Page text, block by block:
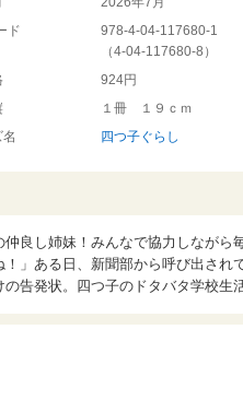
ド
978-4-04-117680-1
（4-04-117680-8 ）
924円
１冊 １９ｃｍ
四つ子ぐらし
良し姉妹！みんなで協力しなが
」ある日、新聞部から呼び出され
告発状。四つ子のドタバタ学校生